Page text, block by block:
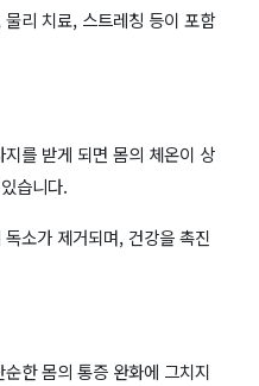
리 치료, 스트레칭 등이 포함
를 받게 되면 몸의 체온이 상
습니다.
소가 제거되며, 건강을 촉진
한 몸의 통증 완화에 그치지